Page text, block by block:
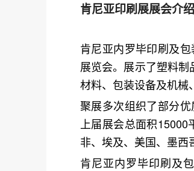
肯尼亚印刷展展会介绍
肯尼亚内罗毕印刷及
展览会。展示了塑料
材料、包装设备及机械
聚展多次组织了部分
上届展会总面积
非、埃及、美国、墨西
肯尼亚内罗毕印刷及